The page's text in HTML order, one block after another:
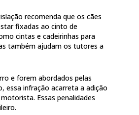
recomenda que os cães
fixadas ao cinto de
cintas e cadeirinhas para
também ajudam os tutores a
e forem abordados pelas
essa infração acarreta a adição
Essas penalidades